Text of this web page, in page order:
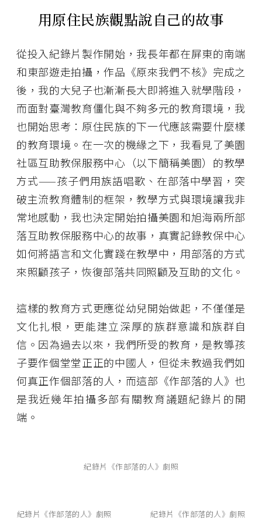
用原住民族觀點說自己的故事
從投入紀錄片製作開始，我長年都在屏東的南端
和東部遊走拍攝，作品《原來我們不核》完成之
後，我的大兒子也漸漸長大即將進入就學階段，
而面對臺灣教育僵化與不夠多元的教育環境，我
也開始思考：原住民族的下一代應該需要什麼樣
的教育環境。在一次的機緣之下，我看見了美園
社區互助教保服務中心（以下簡稱美園）的教學
方式——孩子們用族語唱歌、在部落中學習，突
破主流教育體制的框架，教學方式與環境讓我非
常地感動，我也決定開始拍攝美園和旭海兩所部
落互助教保服務中心的故事，真實記錄教保中心
如何將語言和文化實踐在教學中，用部落的方式
來照顧孩子，恢復部落共同照顧及互助的文化。
這樣的教育方式更應從幼兒開始做起，不僅僅是
文化扎根，更能建立深厚的族群意識和族群自
信。因為過去以來，我們所受的教育，是教導孩
子要作個堂堂正正的中國人，但從未教過我們如
何真正作個部落的人，而這部《作部落的人》也
是我近幾年拍攝多部有關教育議題紀錄片的開
端。
紀錄片《作部落的人》劇照
紀錄片《作部落的人》劇照 紀錄片《作部落的人》劇照